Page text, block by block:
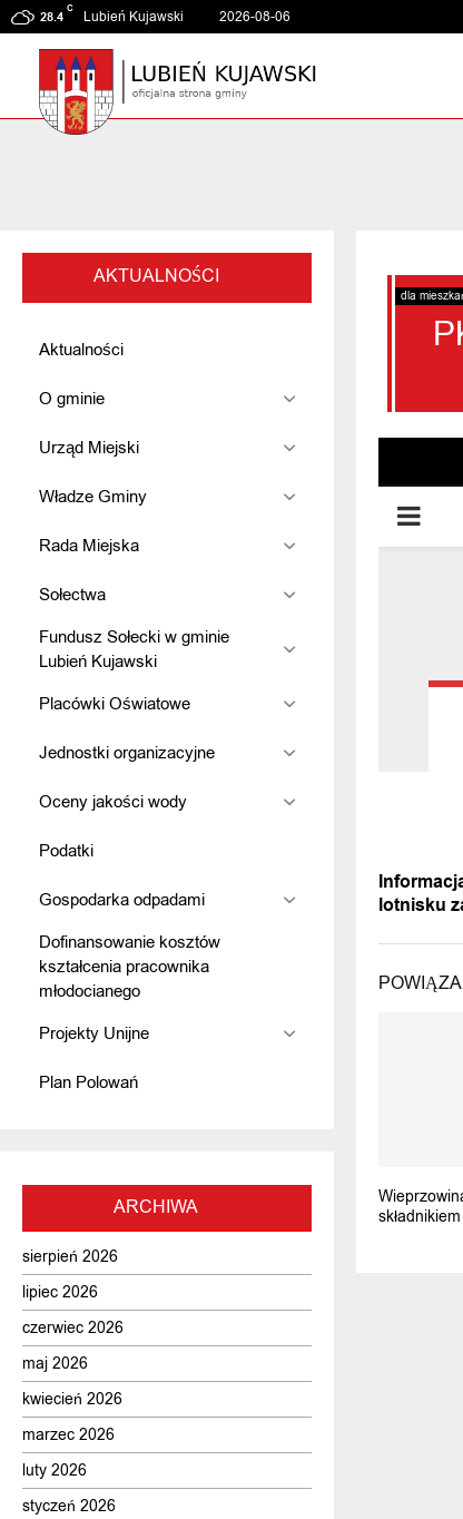
28.4
C Lubień Kujawski 2026-08-06
dla
lotnisku
AKTUALNOŚCI
Aktualności
O gminie
Urząd Miejski
Władze Gminy
Rada Miejska
Sołectwa
Fundusz Sołecki w gminie
Lubień Kujawski
Placówki Oświatowe
Jednostki organizacyjne
Oceny jakości wody
Podatki
Gospodarka odpadami
Dofinansowanie kosztów
kształcenia pracownika
młodocianego
Projekty Unijne
Plan Polowań
ARCHIWA
sierpień 2026
lipiec 2026
czerwiec 2026
maj 2026
kwiecień 2026
marzec 2026
luty 2026
styczeń 2026